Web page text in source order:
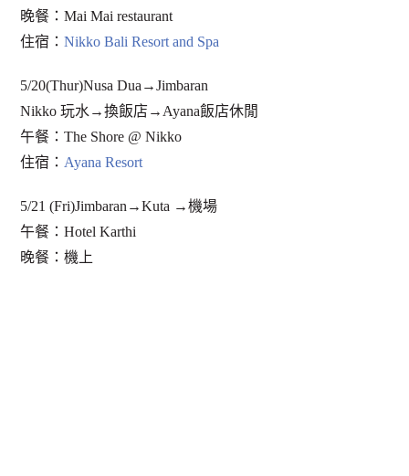
晚餐：Mai Mai restaurant
住宿：Nikko Bali Resort and Spa
5/20(Thur)Nusa Dua→Jimbaran
Nikko 玩水→換飯店→Ayana飯店休閒
午餐：The Shore @ Nikko
住宿： Ayana Resort
5/21 (Fri)Jimbaran→Kuta →機場
午餐：Hotel Karthi
晚餐：機上